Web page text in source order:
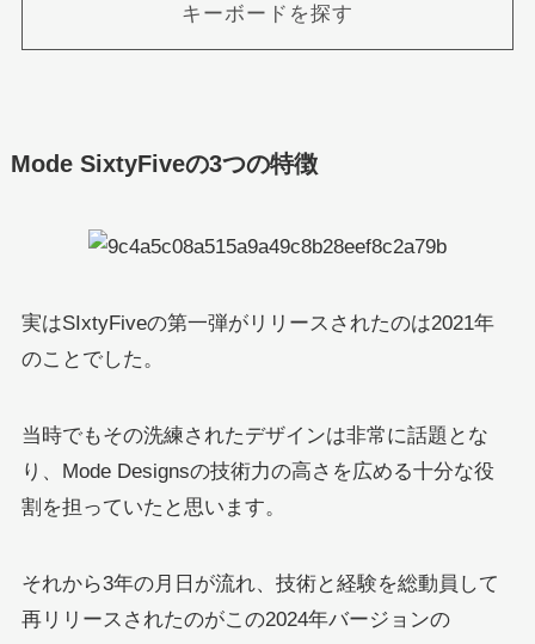
キーボードを探す
Mode SixtyFiveの3つの特徴
実はSIxtyFiveの第一弾がリリースされたのは2021年
のことでした。
当時でもその洗練されたデザインは非常に話題とな
り、Mode Designsの技術力の高さを広める十分な役
割を担っていたと思います。
それから3年の月日が流れ、技術と経験を総動員して
再リリースされたのがこの2024年バージョンの